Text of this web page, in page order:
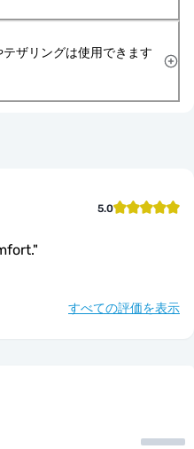
ザリングは使用できます
5.0
"
すべての評価を表示